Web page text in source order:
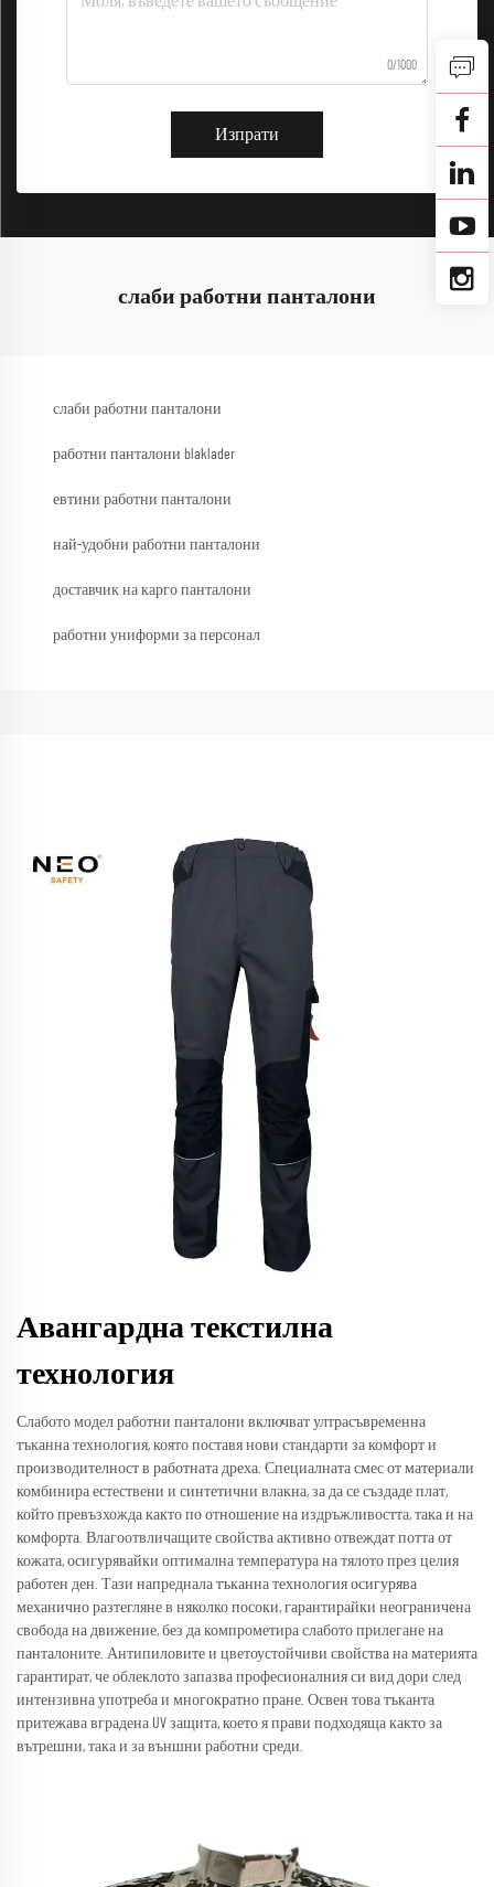
0/1000
Изпрати
слаби работни панталони
слаби работни панталони
работни панталони blaklader
евтини работни панталони
най-удобни работни панталони
доставчик на карго панталони
работни униформи за персонал
Авангардна текстилна
технология
Слабото модел работни панталони включват ултрасъвременна
тъканна технология, която поставя нови стандарти за комфорт и
производителност в работната дреха. Специалната смес от материали
комбинира естествени и синтетични влакна, за да се създаде плат,
който превъзхожда както по отношение на издръжливостта, така и на
комфорта. Влагоотвличащите свойства активно отвеждат потта от
кожата, осигурявайки оптимална температура на тялото през целия
работен ден. Тази напреднала тъканна технология осигурява
механично разтегляне в няколко посоки, гарантирайки неограничена
свобода на движение, без да компрометира слабото прилегане на
панталоните. Антипиловите и цветоустойчиви свойства на материята
гарантират, че облеклото запазва професионалния си вид дори след
интензивна употреба и многократно пране. Освен това тъканта
притежава вградена UV защита, което я прави подходяща както за
вътрешни, така и за външни работни среди.